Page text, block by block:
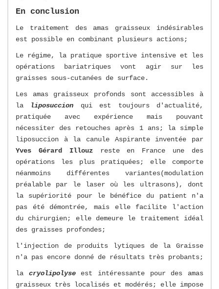
En conclusion
Le traitement des amas graisseux indésirables
est possible en combinant plusieurs actions;
Le régime, la pratique sportive intensive et les
opérations bariatriques vont agir sur les
graisses sous-cutanées de surface.
Les amas graisseux profonds sont accessibles à
la liposuccion qui est toujours d'actualité,
pratiquée avec expérience mais pouvant
nécessiter des retouches après 1 ans; la simple
liposuccion à la canule Aspirante inventée par
Yves Gérard Illouz reste en France une des
opérations les plus pratiquées; elle comporte
néanmoins différentes variantes(modulation
préalable par le laser où les ultrasons), dont
la supériorité pour le bénéfice du patient n'a
pas été démontrée, mais elle facilite l'action
du chirurgien; elle demeure le traitement idéal
des graisses profondes;
l'injection de produits lytiques de la Graisse
n'a pas encore donné de résultats très probants;
la cryolipolyseest intéressante pour des amas
graisseux très localisés et modérés; elle impose